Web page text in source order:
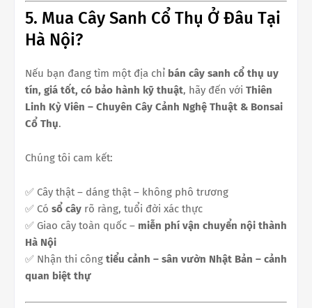
5. Mua Cây Sanh Cổ Thụ Ở Đâu Tại
Hà Nội?
Nếu bạn đang tìm một địa chỉ bán cây sanh cổ thụ uy
tín, giá tốt, có bảo hành kỹ thuật, hãy đến với Thiên
Linh Kỳ Viên – Chuyên Cây Cảnh Nghệ Thuật & Bonsai
Cổ Thụ.
Chúng tôi cam kết:
✅ Cây thật – dáng thật – không phô trương
✅ Có sổ cây rõ ràng, tuổi đời xác thực
✅ Giao cây toàn quốc – miễn phí vận chuyển nội thành
Hà Nội
✅ Nhận thi công tiểu cảnh – sân vườn Nhật Bản – cảnh
quan biệt thự